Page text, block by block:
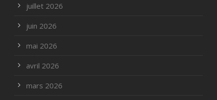
juillet 2026
juin 2026
mai 2026
avril 2026
mars 2026